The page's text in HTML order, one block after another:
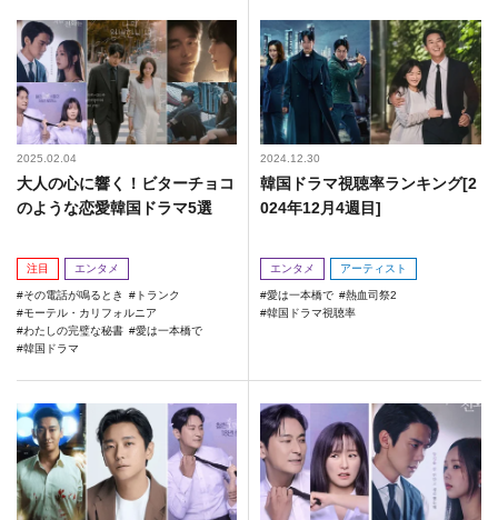
2025.02.04
大人の心に響く！ビターチョコ
のような恋愛韓国ドラマ5選
注目 エンタメ
その電話が鳴るとき
トランク
モーテル・カリフォルニア
わたしの完璧な秘書
愛は一本橋で
韓国ドラマ
2024.12.30
韓国ドラマ視聴率ランキング[2
024年12月4週目]
エンタメ アーティスト
愛は一本橋で
熱血司祭2
韓国ドラマ視聴率